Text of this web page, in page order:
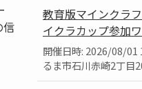
信
教育版マインクラ
イクラカップ参加
開催日時: 2026/08/01
るま市石川赤崎2丁